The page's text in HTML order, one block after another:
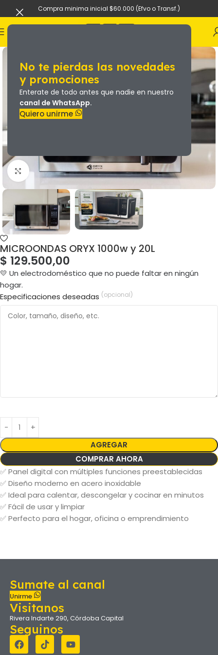
No te pierdas las novedades
y promociones
Enterate de todo antes que nadie en nuestro
canal de WhatsApp.
Quiero unirme
Compra minima inicial $60.000 (Efvo o Transf.)
MICROONDAS ORYX 1000w y 20L
$ 129.500,00
💛 Un electrodoméstico que no puede faltar en ningún
hogar.
Especificaciones deseadas (opcional)
AGREGAR
COMPRAR AHORA
✅ Panel digital con múltiples funciones preestablecidas
✅ Diseño moderno en acero inoxidable
✅ Ideal para calentar, descongelar y cocinar en minutos
✅ Fácil de usar y limpiar
✅ Perfecto para el hogar, oficina o emprendimiento
Sumate al canal
Unirme
Visitanos
Rivera Indarte 290, Córdoba Capital
Seguinos